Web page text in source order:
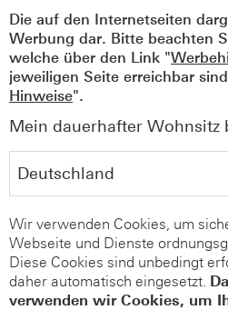
Die auf den Internetseiten
Werbung dar. Bitte beachten
welche über den Link "
jeweiligen Seite erreichbar
Hinweise".
Mein dauerhafter Wohnsitz
Wir verwenden Cookies, um
Webseite und Dienste
Diese Cookies sind unbedingt
daher automatisch eingesetzt.
verwenden wir Cookies, um